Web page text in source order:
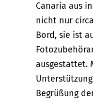
Canaria aus
nicht nur
Bord, sie ist
ausgestattet.
Begrüßung